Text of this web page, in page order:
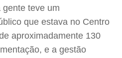
teve um
que estava no Centro
aproximadamente 130
e a gestão